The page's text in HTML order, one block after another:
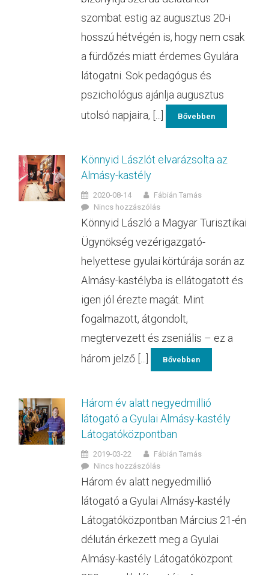
szombat estig az augusztus 20-i
hosszú hétvégén is, hogy nem csak
a fürdőzés miatt érdemes Gyulára
látogatni. Sok pedagógus és
pszichológus ajánlja augusztus
utolsó napjaira, [...]
Bővebben
Könnyid Lászlót elvarázsolta az
Almásy-kastély
2020-08-14
Fábián Tamás
Nincs hozzászólás
Könnyid László a Magyar Turisztikai
Ügynökség vezérigazgató-
helyettese gyulai körtúrája során az
Almásy-kastélyba is ellátogatott és
igen jól érezte magát. Mint
fogalmazott, átgondolt,
megtervezett és zseniális – ez a
három jelző [...]
Bővebben
Három év alatt negyedmillió
látogató a Gyulai Almásy-kastély
Látogatóközpontban
2019-03-22
Fábián Tamás
Nincs hozzászólás
Három év alatt negyedmillió
látogató a Gyulai Almásy-kastély
Látogatóközpontban Március 21-én
délután érkezett meg a Gyulai
Almásy-kastély Látogatóközpont